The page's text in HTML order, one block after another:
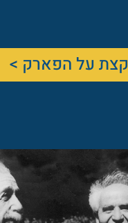
קצת על הפארק >